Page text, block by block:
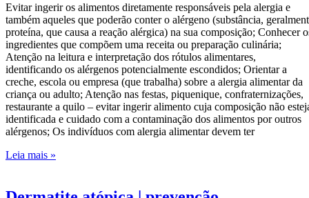
Evitar ingerir os alimentos diretamente responsáveis pela alergia e
também aqueles que poderão conter o alérgeno (substância,
proteína, que causa a reação alérgica) na sua composição; Conhecer
ingredientes que compõem uma receita ou preparação culinária;
Atenção na leitura e interpretação dos rótulos alimentares,
identificando os alérgenos potencialmente escondidos; Orientar a
creche, escola ou empresa (que trabalha) sobre a alergia alimentar da
criança ou adulto; Atenção nas festas, piquenique, confraternizações,
restaurante a quilo – evitar ingerir alimento cuja composição não
identificada e cuidado com a contaminação dos alimentos por outros
alérgenos; Os indivíduos com alergia alimentar devem ter
Leia mais »